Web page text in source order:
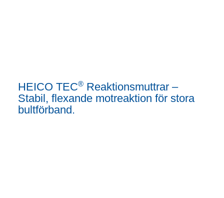
HEICO TEC® Reaktionsmuttrar –
Stabil, flexande motreaktion för stora
bultförband.